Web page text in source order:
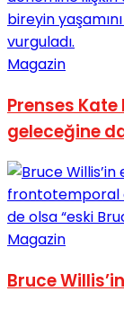
Magazin
Prenses
geleceğine
Magazin
Bruce